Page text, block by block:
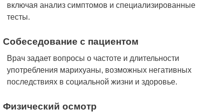
включая анализ симптомов и специализированные
тесты.
Собеседование с пациентом
Врач задает вопросы о частоте и длительности
употребления марихуаны, возможных негативных
последствиях в социальной жизни и здоровье.
Физический осмотр